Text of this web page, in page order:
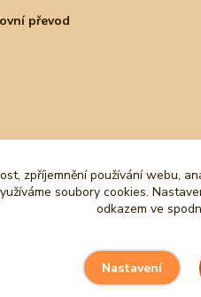
převod
zpříjemnění používání webu,
soubory cookies.
odkazem ve
Nastavení